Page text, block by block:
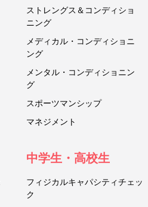
ストレングス＆コンディショ
ニング
メディカル・コンディショニ
ング
メンタル・コンディショニン
グ
スポーツマンシップ
マネジメント
中学生・高校生
フィジカルキャパシティチェッ
ク